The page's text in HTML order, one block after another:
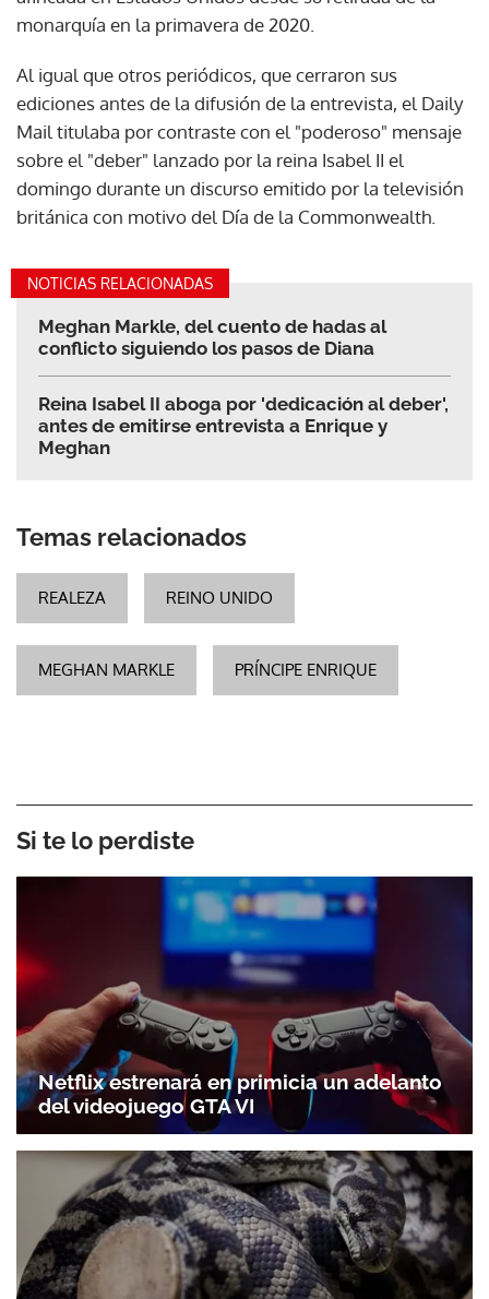
monarquía en la primavera de 2020.
Al igual que otros periódicos, que cerraron sus
ediciones antes de la difusión de la entrevista, el Daily
Mail titulaba por contraste con el "poderoso" mensaje
sobre el "deber" lanzado por la reina Isabel II el
domingo durante un discurso emitido por la televisión
británica con motivo del Día de la Commonwealth.
NOTICIAS RELACIONADAS
Meghan Markle, del cuento de hadas al
conflicto siguiendo los pasos de Diana
Reina Isabel II aboga por 'dedicación al deber',
antes de emitirse entrevista a Enrique y
Meghan
Temas relacionados
REALEZA REINO UNIDO
MEGHAN MARKLE PRÍNCIPE ENRIQUE
Si te lo perdiste
Netflix estrenará en primicia un adelanto
del videojuego GTA VI